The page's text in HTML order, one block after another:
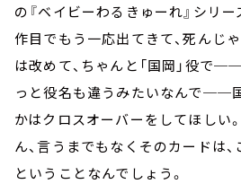
の『ベイビーわるきゅーれ』シリ
作目でもう一応出てきて、死んじ
は改めて、ちゃんと「国岡」役で
っと役名も違うみたいなんで──
かはクロスオーバーをしてほしい
ん、言うまでもなくそのカードは、
ということなんでしょう。